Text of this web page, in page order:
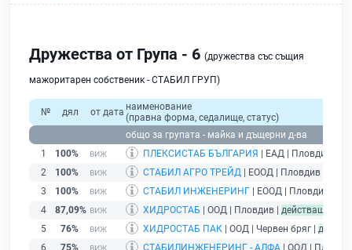
Дружества от Група - 6 (дружества със същия
мажоритарен собственик - СТАБИЛ ГРУП)
№ дял от дата наименование
(правна форма, седалище, статус)
общо за групата - майка и дъщерни д-ва
1
100% ПЛЕКСИСТАБ БЪЛГАРИЯ | ЕАД | Пловдив |
2
100% СТАБИЛ АГРО ТРЕЙД | ЕООД | Пловдив |
3
100% СТАБИЛ ИНЖЕНЕРИНГ | ЕООД | Пловдив |
4
87,09% ХИДРОСТАБ | ООД | Пловдив | действащ
5
76% ХИДРОСТАБ ПАК | ООД | Червен бряг |